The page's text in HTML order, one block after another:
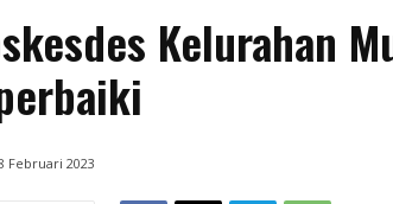
Kelurahan
Februari 2023